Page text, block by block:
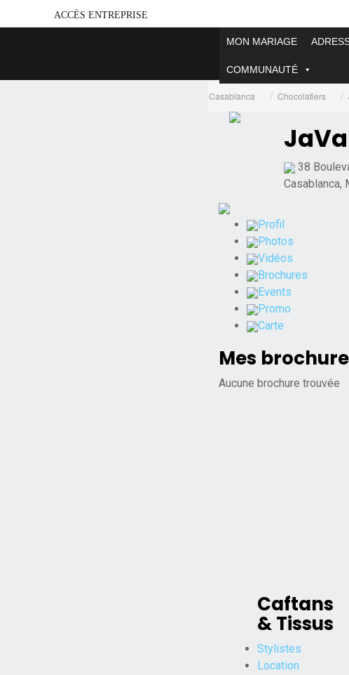
ACCÈS ENTREPRISE
MON MARIAGE
COMMUNAUTÉ
Casablanca Chocolatiers
38
Casablanca,
Profil
Photos
Vidéos
Brochures
Events
Promo
Carte
Mes
Aucune brochure trouvée
Caftans
& Tissus
Stylistes
Location